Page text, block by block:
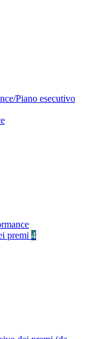
Piano esecutivo
premi 4